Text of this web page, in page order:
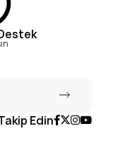
Edin